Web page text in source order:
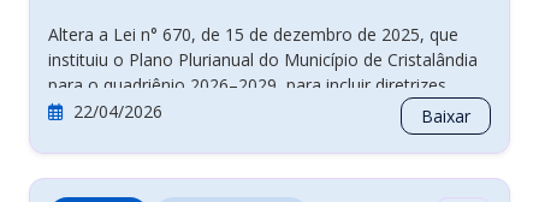
instituiu o Plano Plurianual do Município de Cristalândia
para o quadriênio 2026–2029, para incluir diretrizes
referentes à Agenda Transversal voltada à promoção e
garantia dos direitos de crianças e adolescentes, e dá
outras providências.
22/04/2026 Baixar
682/2026 Leis Municipais